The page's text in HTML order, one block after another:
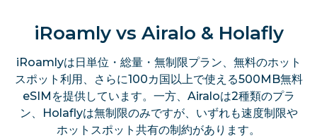
iRoamly vs Airalo & Holafly
iRoamlyは日単位・総量・無制限プラン、無料のホット
スポット利用、さらに100カ国以上で使える500MB無料
eSIMを提供しています。一方、Airaloは2種類のプラ
ン、Holaflyは無制限のみですが、いずれも速度制限や
ホットスポット共有の制約があります。